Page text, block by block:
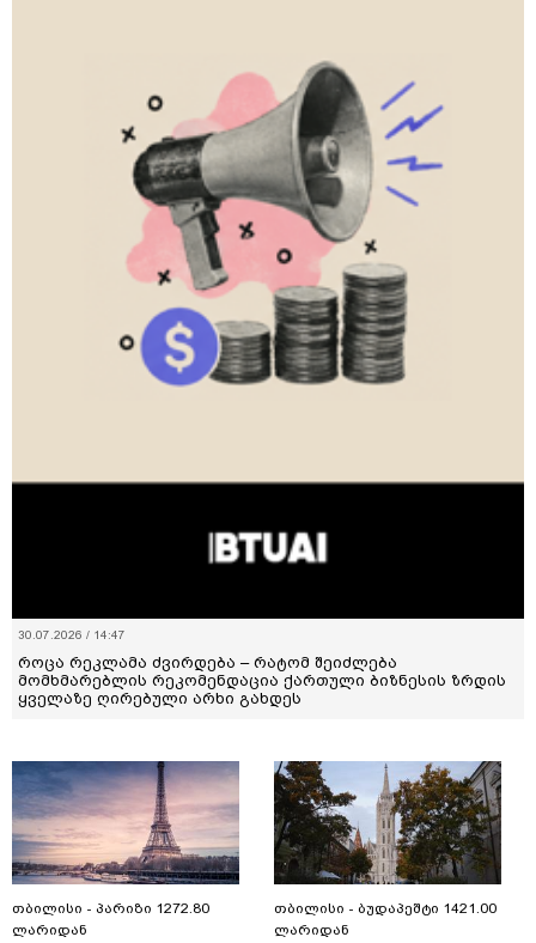
30.07.2026 / 14:47
როცა რეკლამა ძვირდება – რატომ შეიძლება
მომხმარებლის რეკომენდაცია ქართული ბიზნესის ზრდის
ყველაზე ღირებული არხი გახდეს
თბილისი - პარიზი 1272.80
ლარიდან
თბილისი - ბუდაპეშტი 1421.00
ლარიდან